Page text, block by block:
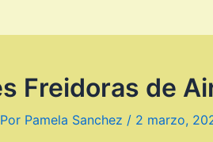
Freidoras de
Pamela Sanchez / 2 marzo,